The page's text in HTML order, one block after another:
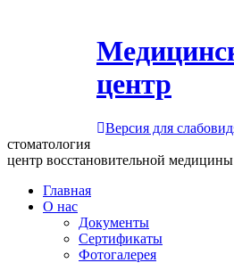
центр
Версия для
стоматология
центр восстановительной медицины
Главная
О нас
Документы
Сертификаты
Фотогалерея